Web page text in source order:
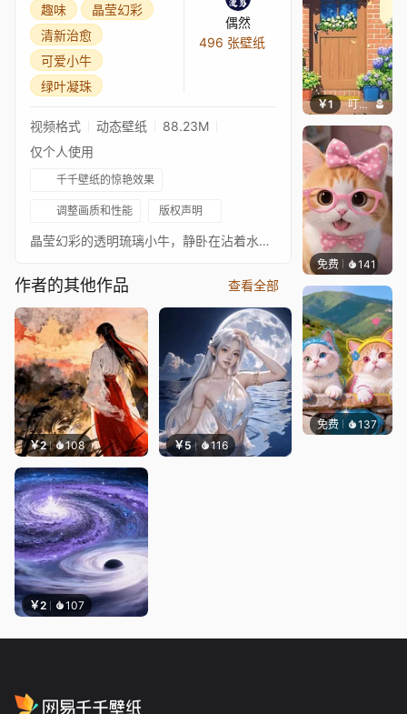
趣味
晶莹幻彩
清新治愈
可爱小牛
绿叶凝珠
偶然
496 张壁纸
视频格式 动态壁纸
88.23M
仅个人使用
千千壁纸的惊艳效果
调整画质和性能 版权声明
晶莹幻彩的透明琉璃小牛，静卧在沾着水珠的鲜绿叶片上，清透灵动，满是清新治愈的氛围。
作者的其他作品 查看全部
￥2 108 ￥5 116
￥2 107
￥1 叮叮当当
免费 141好看
免费 137豆子